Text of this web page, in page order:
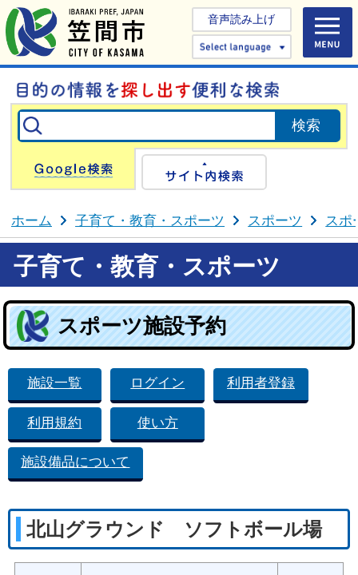
音声読み上げ
Select
Google検索
ホーム 子育て・教育・スポーツ スポーツ スポ
子育て・教育・スポーツ
スポーツ施設予約
施設一覧 ログイン 利用者登録
利用規約 使い方
施設備品について
北山グラウンド ソフトボール場